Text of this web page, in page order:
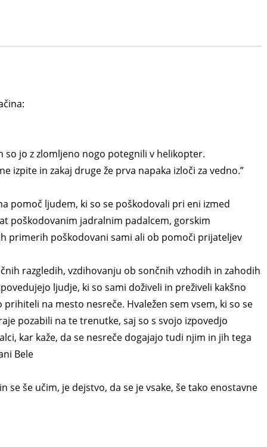
so jo z zlomljeno nogo potegnili v helikopter.
in zakaj druge že prva napaka izloči za vedno.”
pomoč ljudem, ki so se poškodovali pri eni izmed
poškodovanim jadralnim padalcem, gorskim
primerih poškodovani sami ali ob pomoči prijateljev
razgledih, vzdihovanju ob sončnih vzhodih in zahodih
ljudje, ki so sami doživeli in preživeli kakšno
na mesto nesreče. Hvaležen sem vsem, ki so se
pozabili na te trenutke, saj so s svojo izpovedjo
kar kaže, da se nesreče dogajajo tudi njim in jih tega
Bele
še učim, je dejstvo, da se je vsake, še tako enostavne